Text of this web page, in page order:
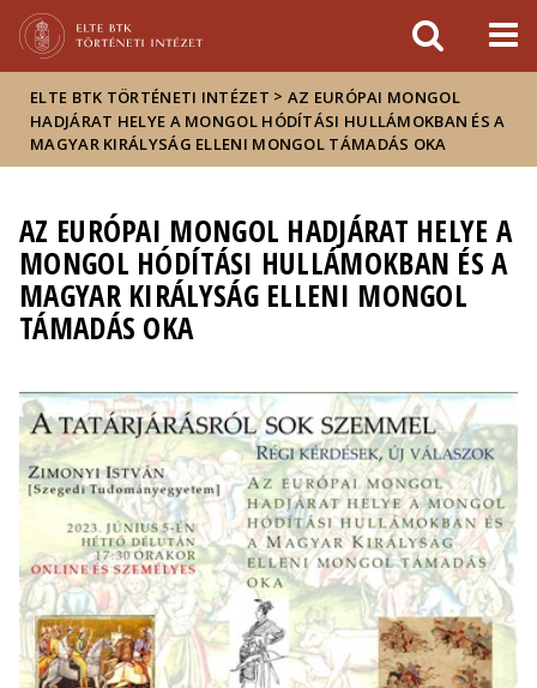
sajtóban
ELTE BTK TÖRTÉNETI INTÉZET > AZ EURÓPAI MONGOL
HADJÁRAT HELYE A MONGOL HÓDÍTÁSI HULLÁMOKBAN ÉS A
MAGYAR KIRÁLYSÁG ELLENI MONGOL TÁMADÁS OKA
AZ EURÓPAI MONGOL HADJÁRAT HELYE A
MONGOL HÓDÍTÁSI HULLÁMOKBAN ÉS A
MAGYAR KIRÁLYSÁG ELLENI MONGOL
TÁMADÁS OKA